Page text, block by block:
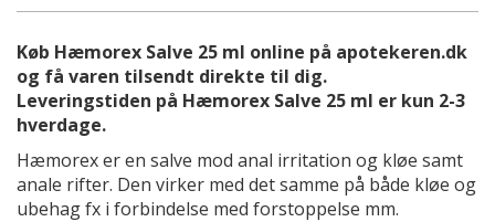
Køb Hæmorex Salve 25 ml online på apotekeren.dk
og få varen tilsendt direkte til dig.
Leveringstiden på Hæmorex Salve 25 ml er kun 2-3
hverdage.
Hæmorex er en salve mod anal irritation og kløe samt
anale rifter. Den virker med det samme på både kløe og
ubehag fx i forbindelse med forstoppelse mm.